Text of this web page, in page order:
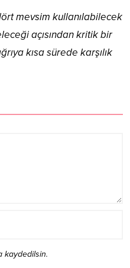
mevsim kullanılabilecek
açısından kritik bir
kısa sürede karşılık
kaydedilsin.